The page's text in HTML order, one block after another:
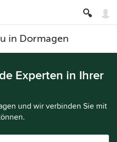
in Dormagen
Experten in Ihrer
und wir verbinden Sie mit